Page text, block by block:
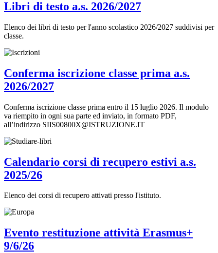
Libri di testo a.s. 2026/2027
Elenco dei libri di testo per l'anno scolastico 2026/2027 suddivisi per
classe.
Conferma iscrizione classe prima a.s.
2026/2027
Conferma iscrizione classe prima entro il 15 luglio 2026. Il modulo
va riempito in ogni sua parte ed inviato, in formato PDF,
all’indirizzo SIIS00800X@ISTRUZIONE.IT
Calendario corsi di recupero estivi a.s.
2025/26
Elenco dei corsi di recupero attivati presso l'istituto.
Evento restituzione attività Erasmus+
9/6/26